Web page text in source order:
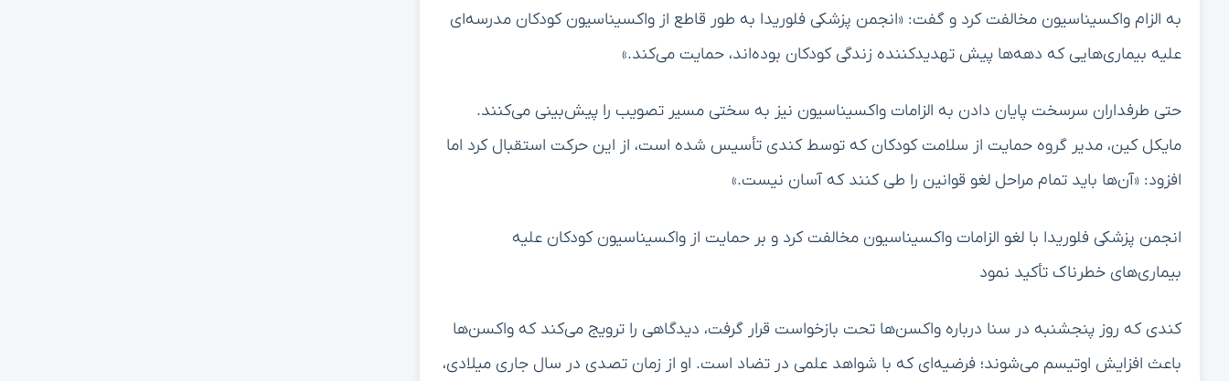
به الزام واکسیناسیون مخالفت کرد و گفت: «انجمن پزشکی فلوریدا به طور قاطع از واکسیناسیون کودکان مدرسه‌ای
علیه بیماری‌هایی که دهه‌ها پیش تهدیدکننده زندگی کودکان بوده‌اند، حمایت می‌کند.»
حتی طرفداران سرسخت پایان دادن به الزامات واکسیناسیون نیز به سختی مسیر تصویب را پیش‌بینی می‌کنند.
مایکل کین، مدیر گروه حمایت از سلامت کودکان که توسط کندی تأسیس شده است، از این حرکت استقبال کرد اما
افزود: «آن‌ها باید تمام مراحل لغو قوانین را طی کنند که آسان نیست.»
انجمن پزشکی فلوریدا با لغو الزامات واکسیناسیون مخالفت کرد و بر حمایت از واکسیناسیون کودکان علیه
بیماری‌های خطرناک تأکید نمود
کندی که روز پنجشنبه در سنا درباره واکسن‌ها تحت بازخواست قرار گرفت، دیدگاهی را ترویج می‌کند که واکسن‌ها
باعث افزایش اوتیسم می‌شوند؛ فرضیه‌ای که با شواهد علمی در تضاد است. او از زمان تصدی در سال جاری میلادی،